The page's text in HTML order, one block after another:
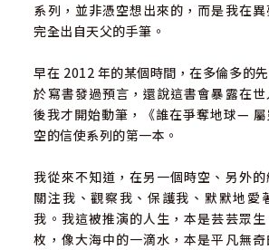
系列，並非憑空想出來的，而是我在異
完全出自天父的手筆。
早在 2012 年的某個時間，在多倫多的
於寫書發過預言，還說這書會暴露在
後我才開始動筆，《誰在爭奪地球—
空的信使系列的第一本。
我從來不知道，在另一個時空、另外
關注我、觀察我、保護我、默默地愛
我。我這被推演的人生，本是芸芸眾
枚，像大海中的一滴水，本是平凡無